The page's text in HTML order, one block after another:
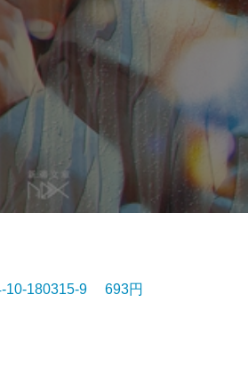
10-180315-9 693円